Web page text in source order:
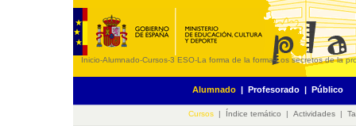
Inicio-Alumnado-Cursos-3 ESO-La forma de la forma-Los secretos de la
Alumnado | Profesorado | Público
Cursos | Índice temático | Actividades |